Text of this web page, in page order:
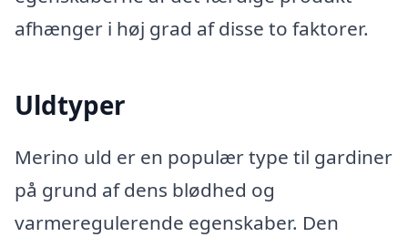
afhænger i høj grad af disse to faktorer.
Uldtyper
Merino uld er en populær type til gardiner
på grund af dens blødhed og
varmeregulerende egenskaber. Den